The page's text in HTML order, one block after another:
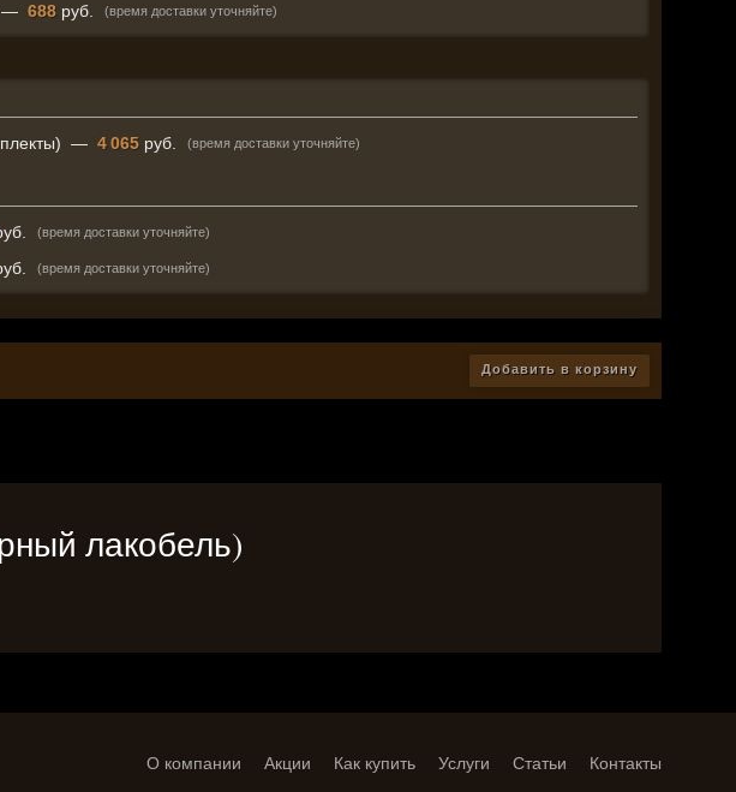
— 688 руб. (время доставки уточняйте)
— 4 065 руб. (время доставки уточняйте)
(время доставки уточняйте)
(время доставки уточняйте)
Добавить в корзину
лакобель)
О компании Акции Как купить Услуги Статьи Контакты